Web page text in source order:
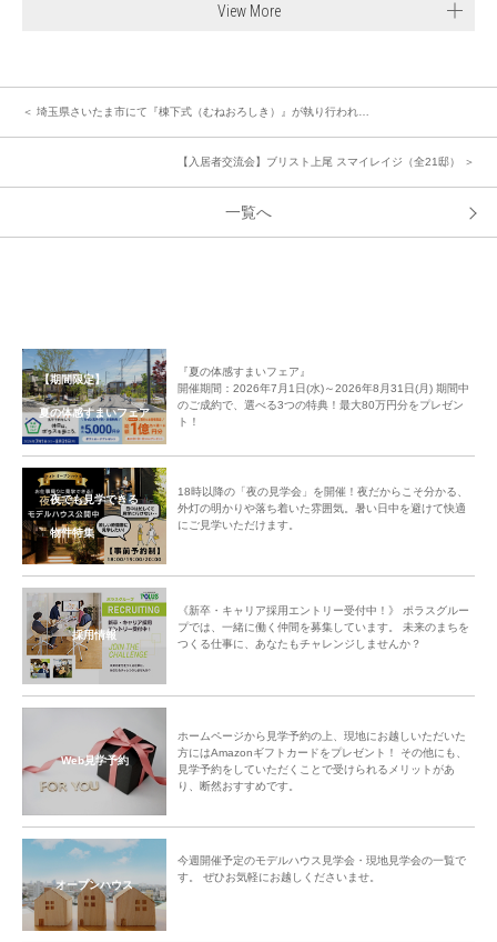
View More
＜ 埼玉県さいたま市にて『棟下式（むねおろしき）』が執り行われ…
【入居者交流会】ブリスト上尾 スマイレイジ（全21邸） ＞
一覧へ
【期間限定】
夏の体感すまいフェア
『夏の体感すまいフェア』
開催期間：2026年7月1日(水)～2026年8月31日(月) 期間中
のご成約で、選べる3つの特典！最大80万円分をプレゼン
ト！
夜でも見学できる
物件特集
18時以降の「夜の見学会」を開催！夜だからこそ分かる、
外灯の明かりや落ち着いた雰囲気。暑い日中を避けて快適
にご見学いただけます。
採用情報
《新卒・キャリア採用エントリー受付中！》 ポラスグルー
プでは、一緒に働く仲間を募集しています。 未来のまちを
つくる仕事に、あなたもチャレンジしませんか？
Web見学予約
ホームページから見学予約の上、現地にお越しいただいた
方にはAmazonギフトカードをプレゼント！ その他にも、
見学予約をしていただくことで受けられるメリットがあ
り、断然おすすめです。
オープンハウス
今週開催予定のモデルハウス見学会・現地見学会の一覧で
す。 ぜひお気軽にお越しくださいませ。